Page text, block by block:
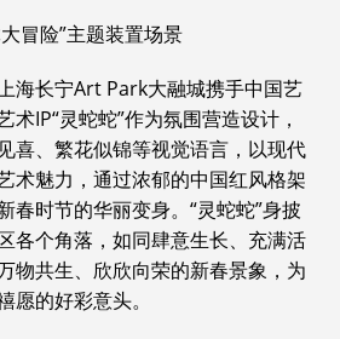
冒险”主题装置场景
海长宁Art Park大融城携手中国艺
术IP“灵蛇蛇”作为氛围营造设计，
喜、繁花似锦等视觉语言，以现代
术魅力，通过浓郁的中国红风格架
春时节的华丽变身。“灵蛇蛇”身披
各个角落，如同肆意生长、充满活
物共生、欣欣向荣的新春景象，为
愿的好彩意头。